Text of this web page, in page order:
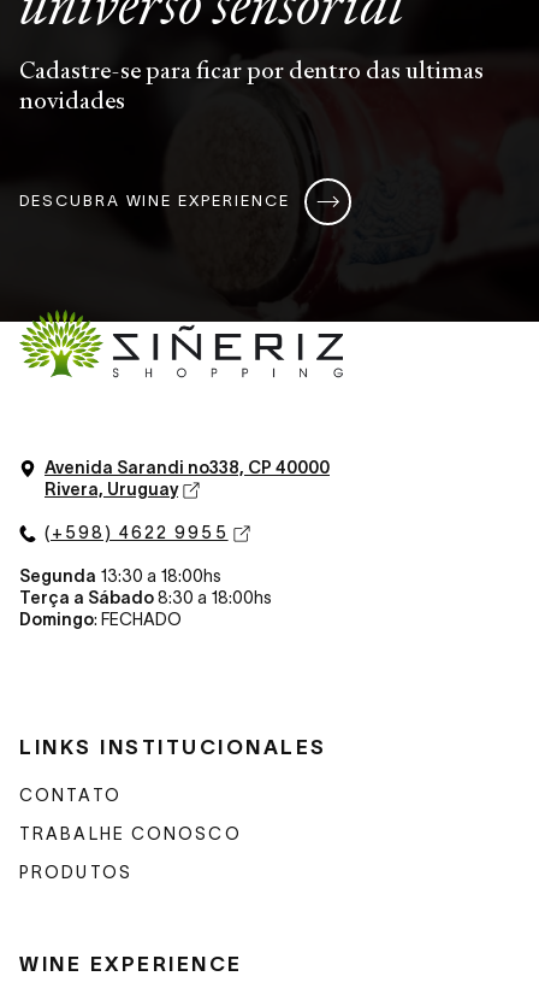
Cadastre-se para ficar por dentro das ultimas
novidades
DESCUBRA WINE EXPERIENCE
Avenida Sarandi no338, CP 40000
Rivera, Uruguay
(+598) 4622 9955
Segunda 13:30 a 18:00hs
Terça a Sábado8:30 a 18:00hs
Domingo: FECHADO
LINKS INSTITUCIONALES
CONTATO
TRABALHE CONOSCO
PRODUTOS
WINE EXPERIENCE